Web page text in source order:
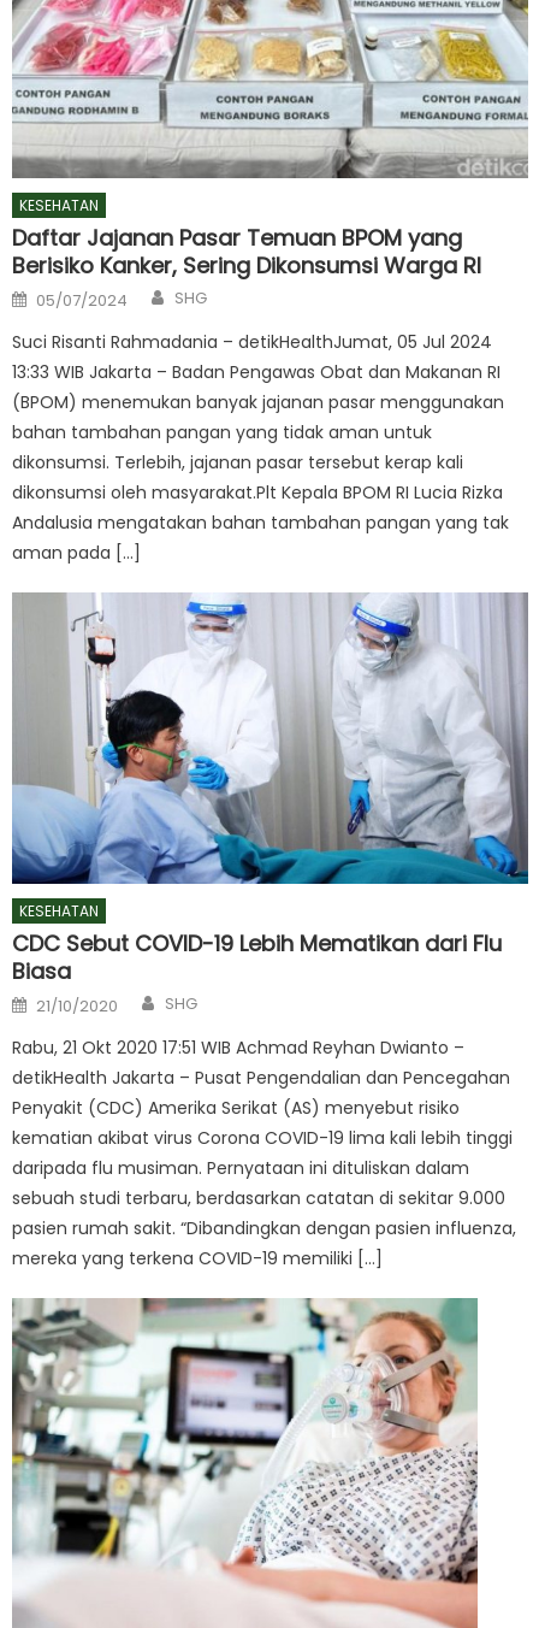
KESEHATAN
Daftar Jajanan Pasar Temuan BPOM yang
Berisiko Kanker, Sering Dikonsumsi Warga RI
Posted
on
05/07/2024 Author
SHG
Suci Risanti Rahmadania – detikHealthJumat, 05 Jul 2024
13:33 WIB Jakarta – Badan Pengawas Obat dan Makanan RI
(BPOM) menemukan banyak jajanan pasar menggunakan
bahan tambahan pangan yang tidak aman untuk
dikonsumsi. Terlebih, jajanan pasar tersebut kerap kali
dikonsumsi oleh masyarakat.Plt Kepala BPOM RI Lucia Rizka
Andalusia mengatakan bahan tambahan pangan yang tak
aman pada […]
KESEHATAN
CDC Sebut COVID-19 Lebih Mematikan dari Flu
Biasa
Posted
on
21/10/2020 Author
SHG
Rabu, 21 Okt 2020 17:51 WIB Achmad Reyhan Dwianto –
detikHealth Jakarta – Pusat Pengendalian dan Pencegahan
Penyakit (CDC) Amerika Serikat (AS) menyebut risiko
kematian akibat virus Corona COVID-19 lima kali lebih tinggi
daripada flu musiman. Pernyataan ini dituliskan dalam
sebuah studi terbaru, berdasarkan catatan di sekitar 9.000
pasien rumah sakit. “Dibandingkan dengan pasien influenza,
mereka yang terkena COVID-19 memiliki […]